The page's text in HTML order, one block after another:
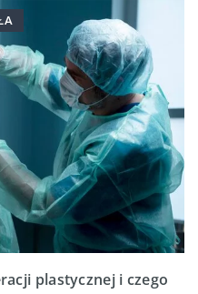
plastycznej i czego